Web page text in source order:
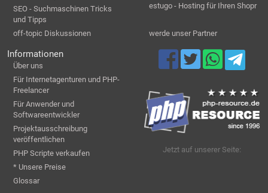
SEO - Suchmaschinen Tricks
und Tipps
off-topic Diskussionen
estugo - Hosting für Ihren Shopr
werde unser Partner
Informationen
Über uns
Für Internetagenturen und PHP-
Freelancer
Für Anwender und
Softwareentwickler
Projektausschreibung
veröffentlichen
PHP Scripte verkaufen
* Unsere Preise
Glossar
Jetzt auf unserer Seite: